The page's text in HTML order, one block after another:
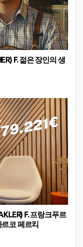
F. 젊은 장인의 생
F. 프랑크푸르
코 페르킥